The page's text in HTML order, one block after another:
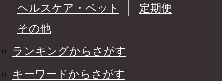
ヘルスケア・ペット
定期便
その他
ランキングからさがす
キーワードからさがす